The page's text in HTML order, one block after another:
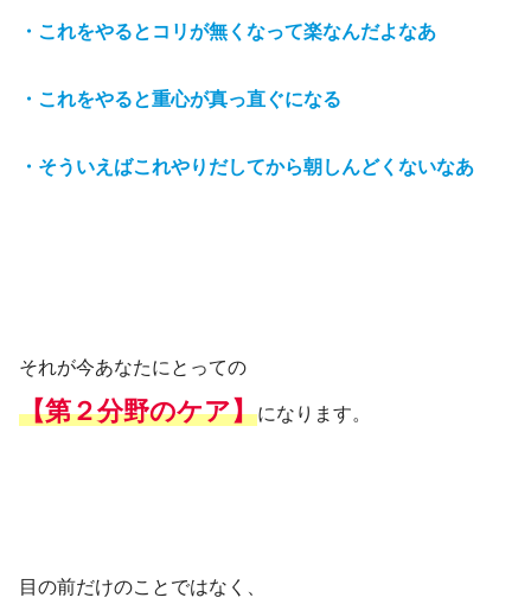
・これをやるとコリが無くなって楽なんだよなあ
・これをやると重心が真っ直ぐになる
・そういえばこれやりだしてから朝しんどくないなあ
それが今あなたにとっての
【第２分野のケア】になります。
目の前だけのことではなく、